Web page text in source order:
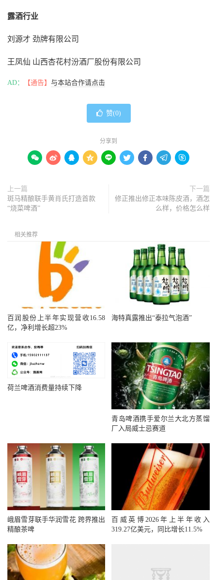
露酒行业
刘源才 劲牌有限公司
王凤仙 山西杏花村汾酒厂股份有限公司
AD： 【通告】 与本站合作请点击
赞(0)
分享到
        
上一篇
斑马精酿联手黄肖氏打造首款
“烧菜啤酒”
下一篇
修正推出修正本味陈皮酒，酒怎
么样，价格怎么样
相关推荐
百润股份上半年实现营收16.58
亿，净利增长超23%
海特真露推出“泰拉气泡酒”
荷兰啤酒消费量持续下降
青岛啤酒携手爱尔兰大北方蒸馏
厂入局威士忌赛道
峨眉雪芽联手华润雪花 跨界推出
精酿茶啤
百威英博2026年上半年收入
319.27亿美元，同比增长11.5%